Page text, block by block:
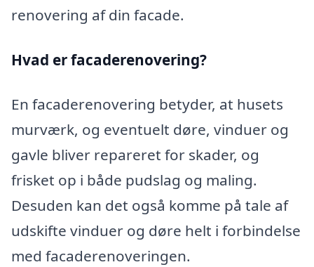
renovering af din facade.
Hvad er facaderenovering?
En facaderenovering betyder, at husets
murværk, og eventuelt døre, vinduer og
gavle bliver repareret for skader, og
frisket op i både pudslag og maling.
Desuden kan det også komme på tale af
udskifte vinduer og døre helt i forbindelse
med facaderenoveringen.